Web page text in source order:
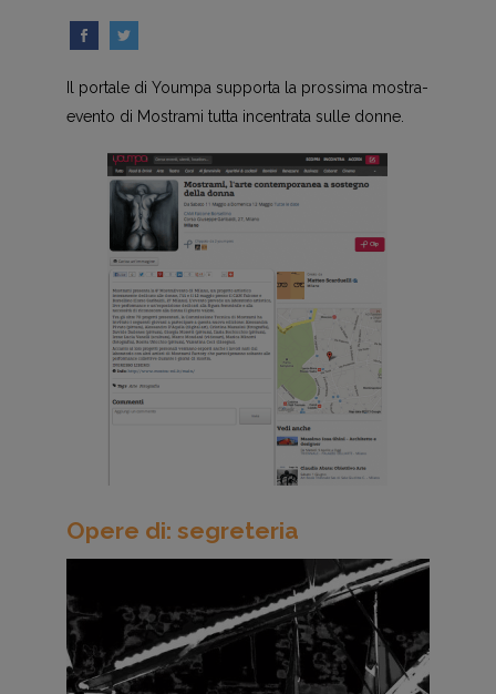
Il portale di Youmpa supporta la prossima mostra-
evento di Mostrami tutta incentrata sulle donne.
Opere di: segreteria